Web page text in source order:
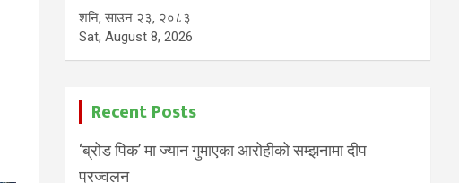
शनि, साउन २३, २०८३
Sat, August 8, 2026
Recent Posts
‘ब्रोड पिक’ मा ज्यान गुमाएका आरोहीको सम्झनामा दीप
प्रज्वलन